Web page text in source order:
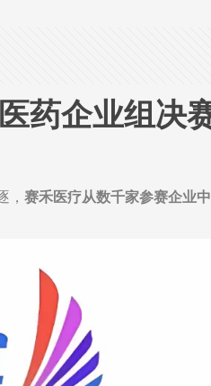
药企业组决
，赛禾医疗从数千家参赛企业